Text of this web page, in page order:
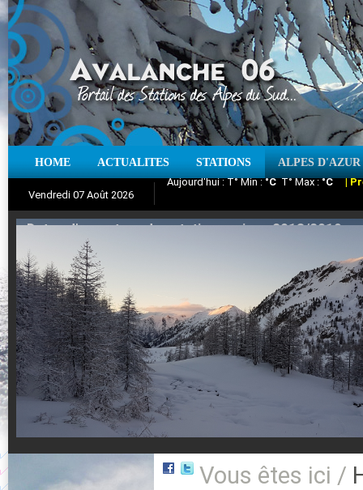
HOME ACTUALITES STATIONS ALPES D'AZUR
Vendredi 07 Août 2026
Aujourd'hui : T° Min :°CT° Max :°C |
Suivez en direct l'actualité des stations
Vous êtes ici /